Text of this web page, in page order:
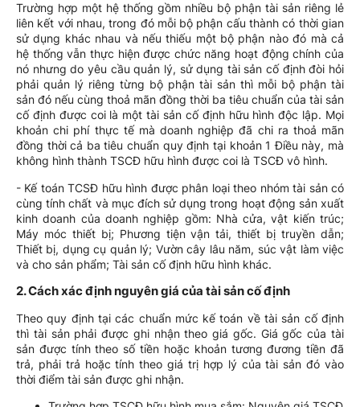
Trường hợp một hệ thống gồm nhiều bộ phận tài sản riêng lẻ
liên kết với nhau, trong đó mỗi bộ phận cấu thành có thời gian
sử dụng khác nhau và nếu thiếu một bộ phận nào đó mà cả
hệ thống vẫn thực hiện được chức năng hoạt động chính của
nó nhưng do yêu cầu quản lý, sử dụng tài sản cố định đòi hỏi
phải quản lý riêng từng bộ phận tài sản thì mỗi bộ phận tài
sản đó nếu cùng thoả mãn đồng thời ba tiêu chuẩn của tài sản
cố định được coi là một tài sản cố định hữu hình độc lập. Mọi
khoản chi phí thực tế mà doanh nghiệp đã chi ra thoả mãn
đồng thời cả ba tiêu chuẩn quy định tại khoản 1 Điều này, mà
không hình thành TSCĐ hữu hình được coi là TSCĐ vô hình.
- Kế toán TCSĐ hữu hình được phân loại theo nhóm tài sản có
cùng tính chất và mục đích sử dụng trong hoạt động sản xuất
kinh doanh của doanh nghiệp gồm: Nhà cửa, vật kiến trúc;
Máy móc thiết bị; Phương tiện vận tải, thiết bị truyền dẫn;
Thiết bị, dụng cụ quản lý; Vườn cây lâu năm, súc vật làm việc
và cho sản phẩm; Tài sản cố định hữu hình khác.
2. Cách xác định nguyên giá của tài sản cố định
Theo quy định tại các chuẩn mức kế toán về tài sản cố định
thì tài sản phải được ghi nhận theo giá gốc. Giá gốc của tài
sản được tính theo số tiền hoặc khoản tương đương tiền đã
trả, phải trả hoặc tính theo giá trị hợp lý của tài sản đó vào
thời điểm tài sản được ghi nhận.